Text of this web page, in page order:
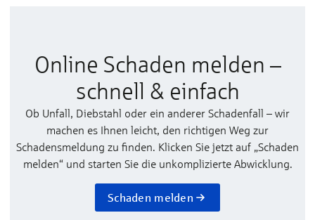
Online Schaden melden –
schnell & einfach
Ob Unfall, Diebstahl oder ein anderer Schadenfall – wir
machen es Ihnen leicht, den richtigen Weg zur
Schadensmeldung zu finden. Klicken Sie jetzt auf „Schaden
melden“ und starten Sie die unkomplizierte Abwicklung.
Schaden melden